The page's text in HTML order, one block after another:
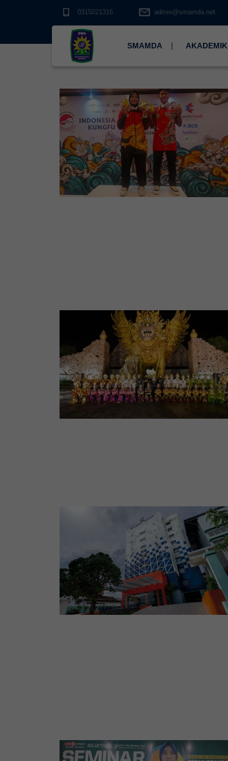
0315021316 admin@smamda.net
SMAMDA AKADEMIK